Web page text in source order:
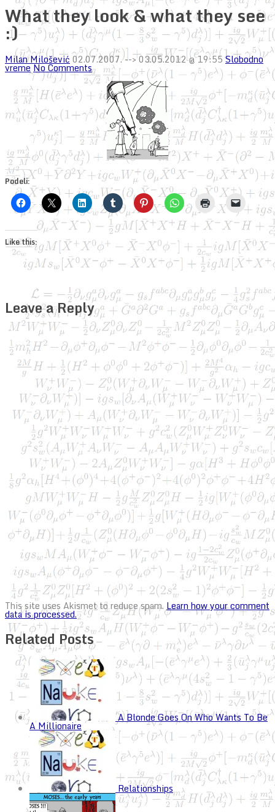
What they look & what they see
:)
Milan Milošević 02.07.2007. --> 03.05.2012 @ 19:55 Slobodno
vremeNo Comments
Podeli:
Like this:
Leave a Reply
This site uses Akismet to reduce spam. Learn how your comment
data is processed.
Related Posts
A Blonde Goes On Who Wants To Be
A Millionaire
Relationships